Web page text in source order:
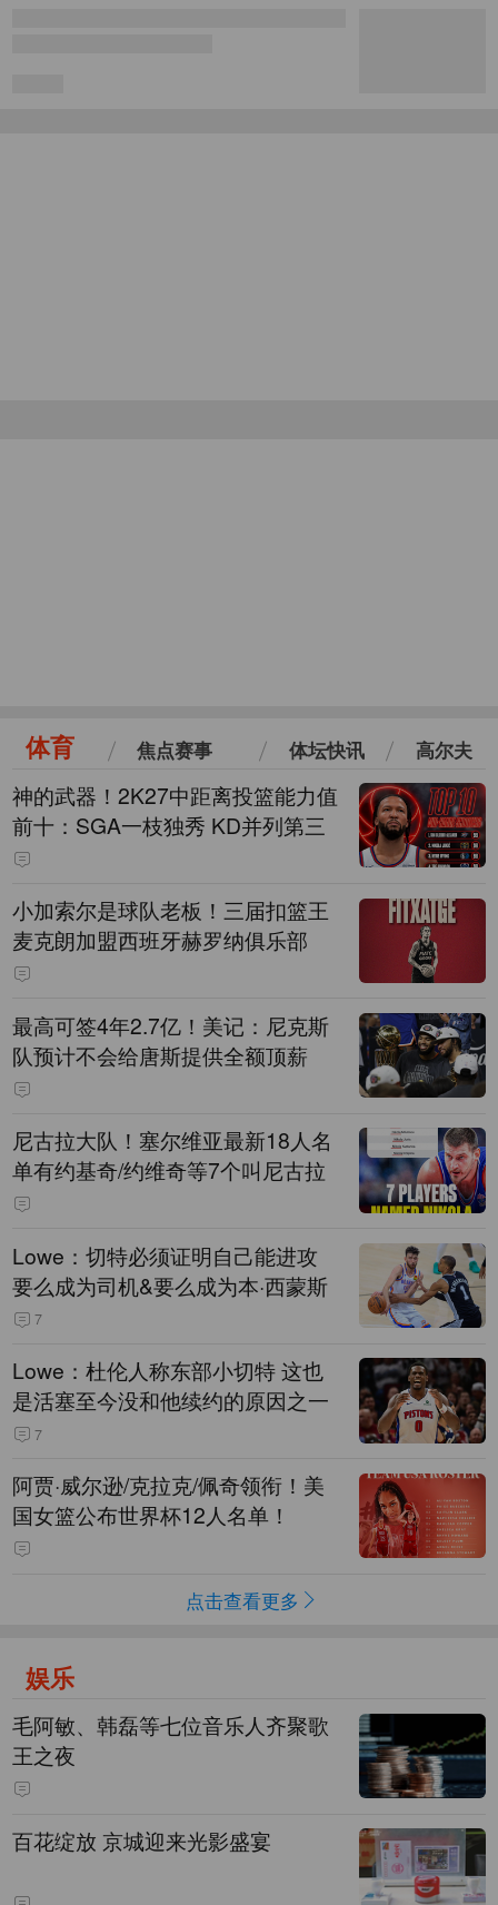
体育 焦点赛事 体坛快讯 高尔夫
神的武器！2K27中距离投篮能力值
前十：SGA一枝独秀 KD并列第三
小加索尔是球队老板！三届扣篮王
麦克朗加盟西班牙赫罗纳俱乐部
最高可签4年2.7亿！美记：尼克斯
队预计不会给唐斯提供全额顶薪
尼古拉大队！塞尔维亚最新18人名
单有约基奇/约维奇等7个叫尼古拉
Lowe：切特必须证明自己能进攻
要么成为司机&要么成为本·西蒙斯
7
Lowe：杜伦人称东部小切特 这也
是活塞至今没和他续约的原因之一
7
阿贾·威尔逊/克拉克/佩奇领衔！美
国女篮公布世界杯12人名单！
点击查看更多
娱乐
毛阿敏、韩磊等七位音乐人齐聚歌
王之夜
百花绽放 京城迎来光影盛宴